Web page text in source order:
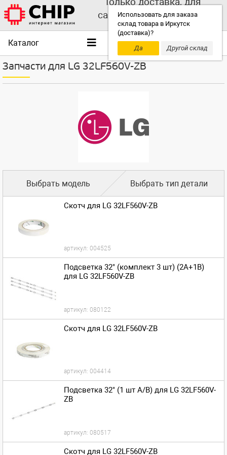
Использовать для заказа
склад товара в Иркутск
(доставка)?
Да
Другой склад
самовывоза выбирайте
другой склад!
Каталог
Запчасти для LG 32LF560V-ZB
Выбрать модель Выбрать тип детали
Скотч для LG 32LF560V-ZB
артикул: 004525
Подсветка 32" (комплект 3 шт) (2A+1B)
для LG 32LF560V-ZB
артикул: 080122
Скотч для LG 32LF560V-ZB
артикул: 004414
Подсветка 32" (1 шт A/B) для LG 32LF560V-
ZB
артикул: 080517
Скотч для LG 32LF560V-ZB